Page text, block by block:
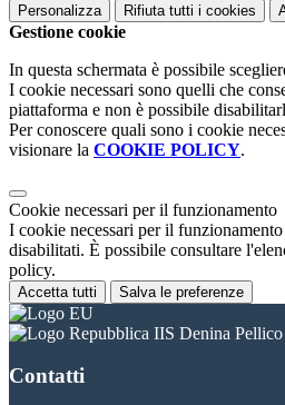
Personalizza Rifiuta tutti i cookies
Gestione cookie
In questa schermata è possibile
I cookie necessari sono quelli che
piattaforma e non è possibile
Per conoscere quali sono i cookie
visionare la COOKIE POLICY.
Cookie necessari per il funzionamento
I cookie necessari per il funzionamento
disabilitati. È possibile consultare
policy.
Accetta tutti Salva le preferenze
IIS Denina
Contatti